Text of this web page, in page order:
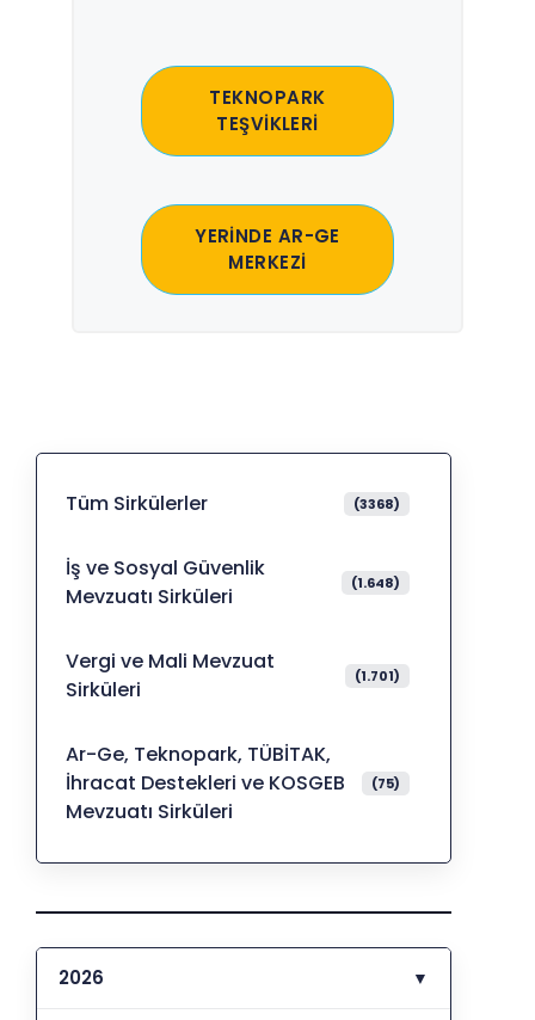
TEKNOPARK
TEŞVİKLERİ
YERİNDE AR-GE
MERKEZİ
Tüm Sirkülerler (3368)
İş ve Sosyal Güvenlik
Mevzuatı Sirküleri
(1.648)
Vergi ve Mali Mevzuat
Sirküleri
(1.701)
Ar-Ge, Teknopark, TÜBİTAK,
İhracat Destekleri ve KOSGEB
Mevzuatı Sirküleri
(75)
2026 ▼